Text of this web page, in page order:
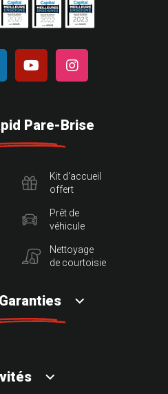
Pare-Brise
Kit d'accueil
offert
Prêt de
véhicule
Nettoyage
de courtoisie